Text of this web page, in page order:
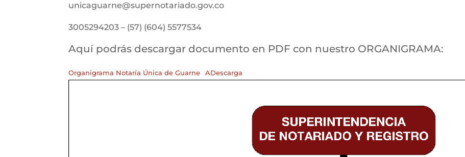
unicaguarne@supernotariado.gov.co
3005294203 – (57) (604) 5577534
Aquí podrás descargar documento en PDF con nuestro ORGANIGRAMA:
Organigrama Notaría Única de Guarne ADescarga